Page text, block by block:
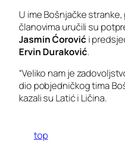
U ime Bošnjačke
članovima uručili su
Jasmin Ćorović i
Ervin Duraković.
“Veliko nam je
dio pobjedničkog tima
kazali su Latić i Ličina.
top